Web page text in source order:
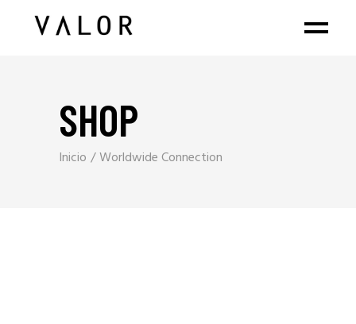
SHOP
Inicio Worldwide Connection